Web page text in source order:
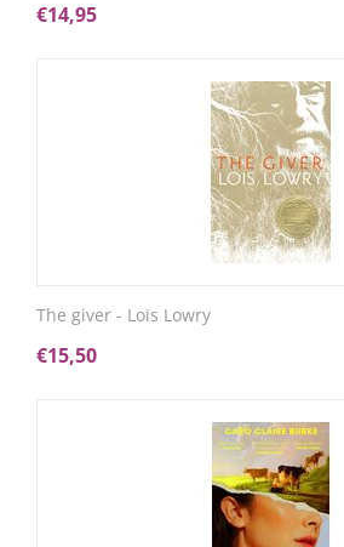
€14,95
The giver - Lois Lowry
€15,50